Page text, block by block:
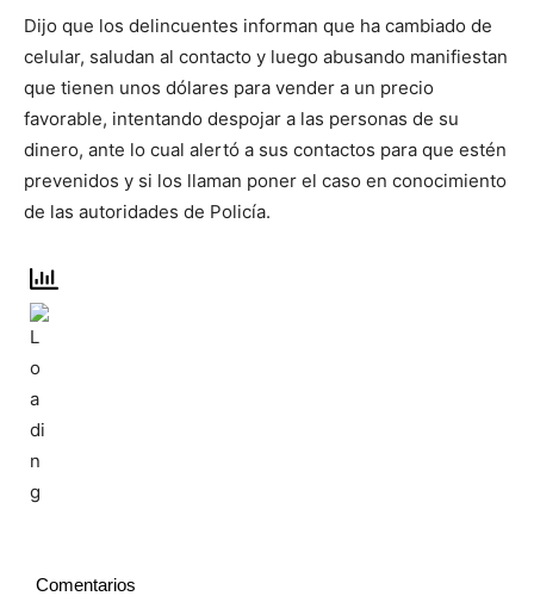
Dijo que los delincuentes informan que ha cambiado de
celular, saludan al contacto y luego abusando manifiestan
que tienen unos dólares para vender a un precio
favorable, intentando despojar a las personas de su
dinero, ante lo cual alertó a sus contactos para que estén
prevenidos y si los llaman poner el caso en conocimiento
de las autoridades de Policía.
Comentarios